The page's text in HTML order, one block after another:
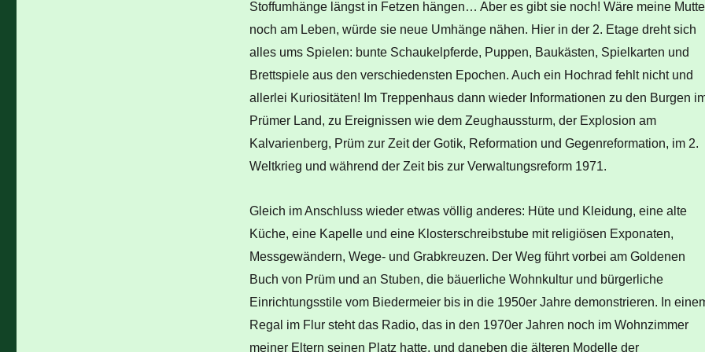
Stoffumhänge längst in Fetzen hängen… Aber es gibt sie noch! Wäre meine
noch am Leben, würde sie neue Umhänge nähen. Hier in der 2. Etage dreht sich
alles ums Spielen: bunte Schaukelpferde, Puppen, Baukästen, Spielkarten und
Brettspiele aus den verschiedensten Epochen. Auch ein Hochrad fehlt nicht und
allerlei Kuriositäten! Im Treppenhaus dann wieder Informationen zu den Burgen
Prümer Land, zu Ereignissen wie dem Zeughaussturm, der Explosion am
Kalvarienberg, Prüm zur Zeit der Gotik, Reformation und Gegenreformation, im 2.
Weltkrieg und während der Zeit bis zur Verwaltungsreform 1971.
Gleich im Anschluss wieder etwas völlig anderes: Hüte und Kleidung, eine alte
Küche, eine Kapelle und eine Klosterschreibstube mit religiösen Exponaten,
Messgewändern, Wege- und Grabkreuzen. Der Weg führt vorbei am Goldenen
Buch von Prüm und an Stuben, die bäuerliche Wohnkultur und bürgerliche
Einrichtungsstile vom Biedermeier bis in die 1950er Jahre demonstrieren. In
Regal im Flur steht das Radio, das in den 1970er Jahren noch im Wohnzimmer
meiner Eltern seinen Platz hatte, und daneben die älteren Modelle der